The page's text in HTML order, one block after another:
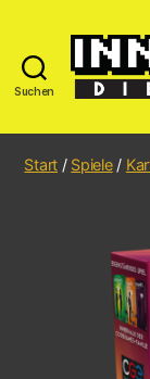
Suchen
Start / Spiele/